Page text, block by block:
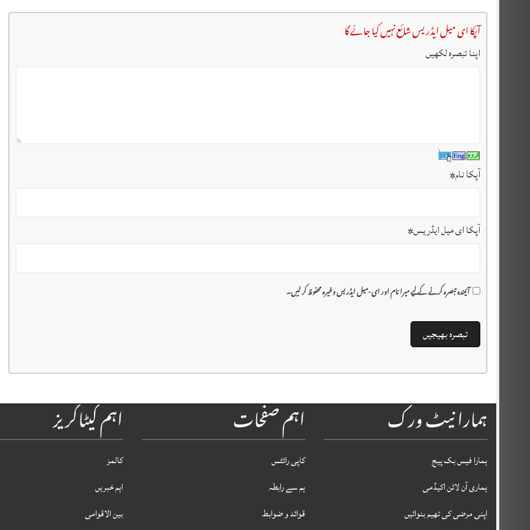
آپکا ای میل ایڈریس شائع نہیں کیا جائے گا
اپنا تبصرہ لکھیں
آپکا نام*
آپکا ای میل ایڈریس*
آئیندہ تبصرہ کرنے کے لیے میرا نام اور ای-میل ایڈریس وغیرہ محفوظ کر لیں۔
اہم کیٹاگریز
کالمز
اہم خبریں
بین الاقوامی
اہم صفحات
کاپی رائٹس
ہم سے رابطہ
قوائد و ضوابط
ہمارا نیٹ ورک
ہمارا فیس بک پیج
ہماری آن لائن اکیڈمی
اپنی مرضی کی تھیم بنوائیں